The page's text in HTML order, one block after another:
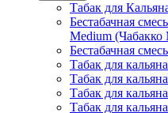
Табак для
Бестабачная
Medium
Бестабачная
Табак для
Табак для
Табак для
Табак для